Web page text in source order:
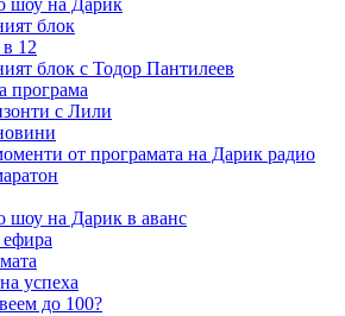
шоу на Дарик
блок
12
блок с Тодор Пантилеев
програма
с Лили
от програмата на Дарик радио
шоу на Дарик в аванс
успеха
до 100?